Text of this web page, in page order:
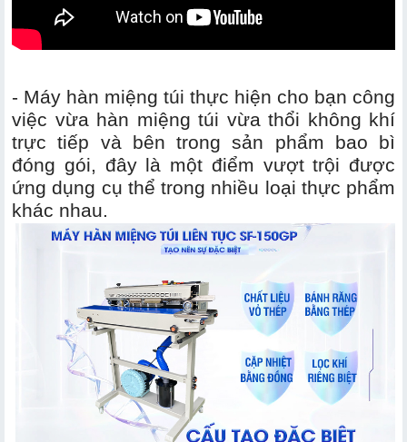
- Máy hàn miệng túi thực hiện cho bạn công
việc vừa hàn miệng túi vừa thổi không khí
trực tiếp và bên trong sản phẩm bao bì
đóng gói, đây là một điểm vượt trội được
ứng dụng cụ thể trong nhiều loại thực phẩm
khác nhau.